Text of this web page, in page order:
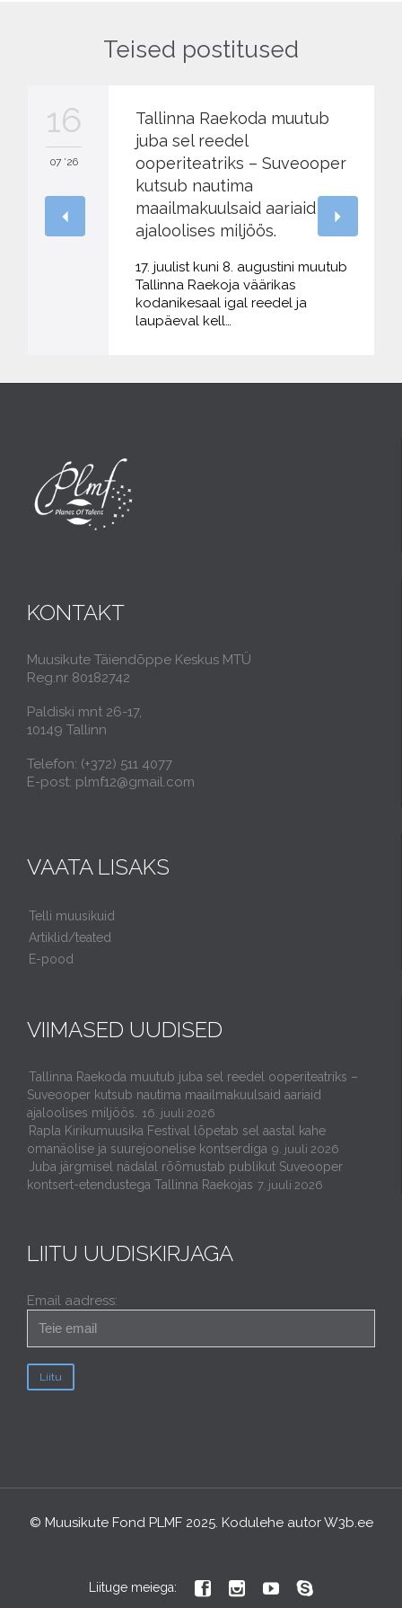
Teised postitused
16
07 '26
Tallinna Raekoda muutub
juba sel reedel
ooperiteatriks – Suveooper
kutsub nautima
maailmakuulsaid aariaid
ajaloolises miljöös.
17. juulist kuni 8. augustini muutub
Tallinna Raekoja väärikas
kodanikesaal igal reedel ja
laupäeval kell…
KONTAKT
Muusikute Täiendõppe Keskus MTÜ
Reg.nr 80182742
Paldiski mnt 26-17,
10149 Tallinn
Telefon: (+372) 511 4077
E-post: plmf12@gmail.com
VAATA LISAKS
Telli muusikuid
Artiklid/teated
E-pood
VIIMASED UUDISED
Tallinna Raekoda muutub juba sel reedel ooperiteatriks –
Suveooper kutsub nautima maailmakuulsaid aariaid
ajaloolises miljöös.
16. juuli 2026
Rapla Kirikumuusika Festival lõpetab sel aastal kahe
omanäolise ja suurejoonelise kontserdiga 9. juuli 2026
Juba järgmisel nädalal rõõmustab publikut Suveooper
kontsert-etendustega Tallinna Raekojas 7. juuli 2026
LIITU UUDISKIRJAGA
Email aadress:
© Muusikute Fond PLMF 2025. Kodulehe autorW3b.ee
Liituge meiega:    